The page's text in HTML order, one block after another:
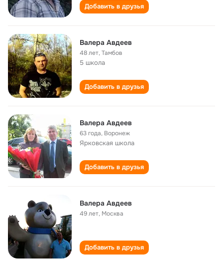
Добавить в друзья
Валера Авдеев
48 лет,Тамбов
5 школа
Добавить в друзья
Валера Авдеев
63 года, Воронеж
Ярковская школа
Добавить в друзья
Валера Авдеев
49 лет, Москва
Добавить в друзья